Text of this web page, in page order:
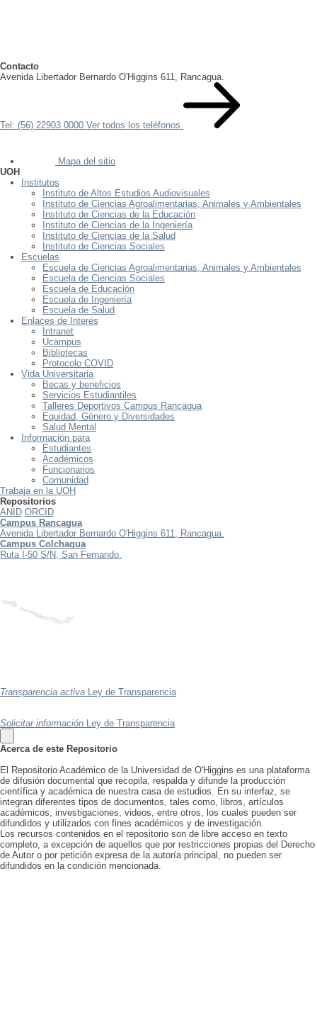
Contacto
Avenida Libertador Bernardo O'Higgins 611, Rancagua.
Tel: (56) 22903 0000 Ver todos los teléfonos
Mapa del sitio
UOH
Institutos
Instituto de Altos Estudios Audiovisuales
Instituto de Ciencias Agroalimentarias, Animales y Ambientales
Instituto de Ciencias de la Educación
Instituto de Ciencias de la Ingeniería
Instituto de Ciencias de la Salud
Instituto de Ciencias Sociales
Escuelas
Escuela de Ciencias Agroalimentarias, Animales y Ambientales
Escuela de Ciencias Sociales
Escuela de Educación
Escuela de Ingeniería
Escuela de Salud
Enlaces de Interés
Intranet
Ucampus
Bibliotecas
Protocolo COVID
Vida Universitaria
Becas y beneficios
Servicios Estudiantiles
Talleres Deportivos Campus Rancagua
Equidad, Género y Diversidades
Salud Mental
Información para
Estudiantes
Académicos
Funcionarios
Comunidad
Trabaja en la UOH
Repositorios
ANID ORCID
Campus Rancagua
Avenida Libertador Bernardo O'Higgins 611, Rancagua.
Campus Colchagua
Ruta I-50 S/N, San Fernando.
Transparencia activa Ley de Transparencia
Solicitar información Ley de Transparencia
Acerca de este Repositorio
El Repositorio Académico de la Universidad de O'Higgins es una plataforma
de difusión documental que recopila, respalda y difunde la producción
científica y académica de nuestra casa de estudios. En su interfaz, se
integran diferentes tipos de documentos, tales como, libros, artículos
académicos, investigaciones, videos, entre otros, los cuales pueden ser
difundidos y utilizados con fines académicos y de investigación.
Los recursos contenidos en el repositorio son de libre acceso en texto
completo, a excepción de aquellos que por restricciones propias del Derecho
de Autor o por petición expresa de la autoría principal, no pueden ser
difundidos en la condición mencionada.